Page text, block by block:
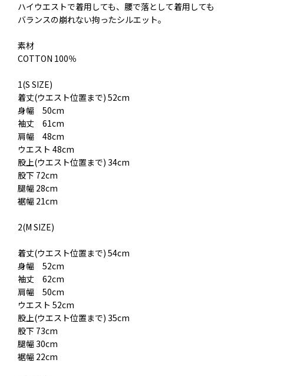
ハイウエストで着用しても、腰で落として着用しても
バランスの崩れない拘ったシルエット。
素材
COTTON 100％
1(S SIZE)
着丈(ウエスト位置まで) 52cm
身幅 50cm
袖丈 61cm
肩幅 48cm
ウエスト 48cm
股上(ウエスト位置まで) 34cm
股下 72cm
腿幅 28cm
裾幅 21cm
2(M SIZE)
着丈(ウエスト位置まで) 54cm
身幅 52cm
袖丈 62cm
肩幅 50cm
ウエスト 52cm
股上(ウエスト位置まで) 35cm
股下 73cm
腿幅 30cm
裾幅 22cm